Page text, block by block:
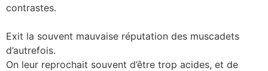
contrastes.
Exit la souvent mauvaise réputation des muscadets
d’autrefois.
On leur reprochait souvent d’être trop acides, et de